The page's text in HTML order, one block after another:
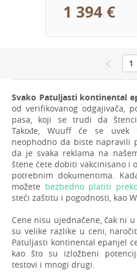
1 394 €
1
Svako Patuljasti kontinental
od verifikovanog odgajivača,
pasa, koji se trudi da
Takođe, Wuuff će se
neophodno da biste napravili
da je svaka reklama na
štene ćete dobiti vakcinisano i
potrebnim dokumentima.
možete bezbedno platiti
steći zaštitu i pogodnosti, kao
Cene nisu ujednačene, čak ni
su velike razlike u ceni,
Patuljasti kontinental epanjel
kao što su izložbeni
testovi i mnogi drugi.